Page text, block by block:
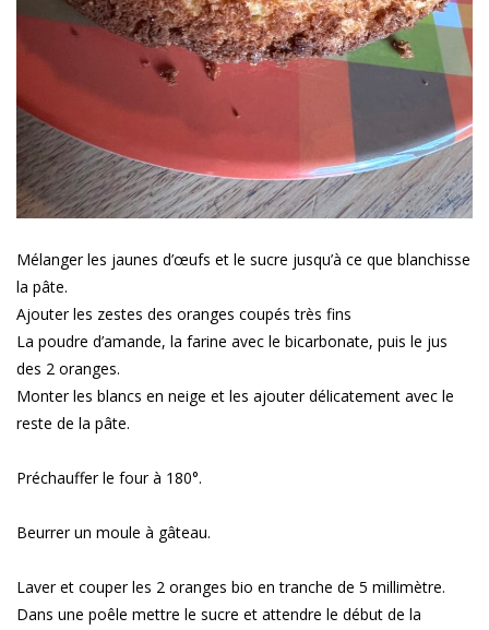
Mélanger les jaunes d’œufs et le sucre jusqu’à ce que blanchisse
la pâte.
Ajouter les zestes des oranges coupés très fins
La poudre d’amande, la farine avec le bicarbonate, puis le jus
des 2 oranges.
Monter les blancs en neige et les ajouter délicatement avec le
reste de la pâte.
Préchauffer le four à 180°.
Beurrer un moule à gâteau.
Laver et couper les 2 oranges bio en tranche de 5 millimètre.
Dans une poêle mettre le sucre et attendre le début de la